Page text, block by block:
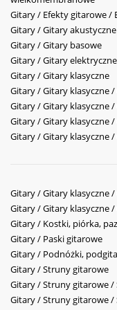
Gitary / Efekty gitarowe /
Gitary / Gitary akustyczne
Gitary / Gitary basowe
Gitary / Gitary elektryczne
Gitary / Gitary klasyczne
Gitary / Gitary klasyczne
Gitary / Gitary klasyczne
Gitary / Gitary klasyczne
Gitary / Gitary klasyczne
Gitary / Gitary klasyczne
Gitary / Gitary klasyczne
Gitary / Kostki, piórka,
Gitary / Paski gitarowe
Gitary / Podnóżki,
Gitary / Struny gitarowe
Gitary / Struny gitarowe
Gitary / Struny gitarowe